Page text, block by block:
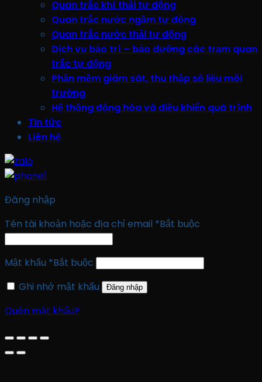
Quan trắc khí thải tự động
Quan trắc nước ngầm tự động
Quan trắc nước thải tự động
Dịch vụ bảo trì – bảo dưỡng các trạm quan
trắc tự động
Phần mềm giám sát, thu thập số liệu môi
trường
Hệ thống động hóa và điều khiển quá trình
Tin tức
Liên hệ
Đăng nhập
Tên tài khoản hoặc địa chỉ email *Bắt buộc
Mật khẩu *Bắt buộc
Ghi nhớ mật khẩu
Đăng nhập
Quên mật khẩu?